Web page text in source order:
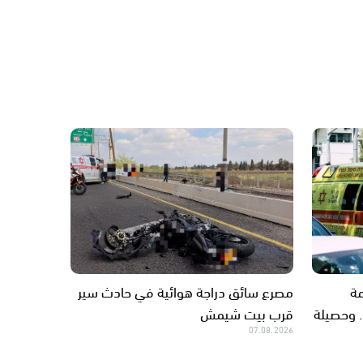
وحصيلة
مصرع سائق دراجة هوائية في حادث سير
قرب بيت شيمش
07.08.2026